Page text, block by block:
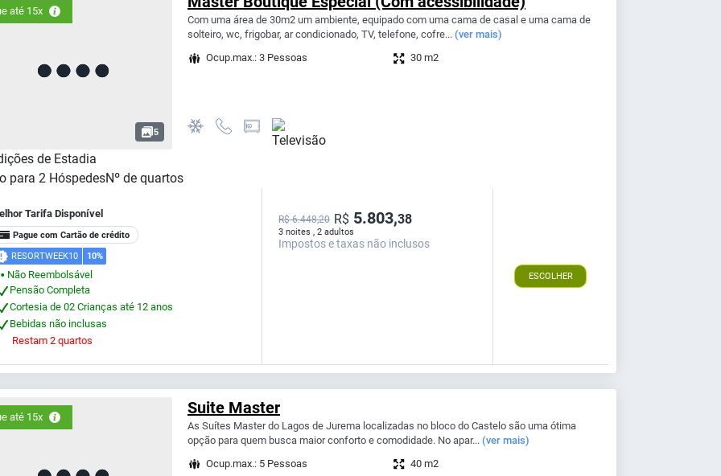
até 15x
5
Com uma área de 30m2 um ambiente, equipado com uma cama de casal e uma cama de
solteiro, wc, frigobar, ar condicionado, TV, telefone, cofre... (ver mais)
Ocup.max.: 3 Pessoas
30 m2
de Estadia
para 2 HóspedesNº de quartos
Tarifa Disponível
Pague com Cartão de crédito
RESORTWEEK10 10%
⬤
Não Reembolsável
Pensão Completa
Cortesia de 02 Crianças até 12 anos
Bebidas não inclusas
Restam 2 quartos
3 noites , 2 adultos
R$ 6.448,20 R$ 5.803,38
Impostos e taxas não inclusos
ESCOLHER
até 15x Suite Master
As Suítes Master do Lagos de Jurema localizadas no bloco do Castelo são uma ótima
opção para quem busca maior conforto e comodidade. No apar... (ver mais)
Ocup.max.: 5 Pessoas
40 m2